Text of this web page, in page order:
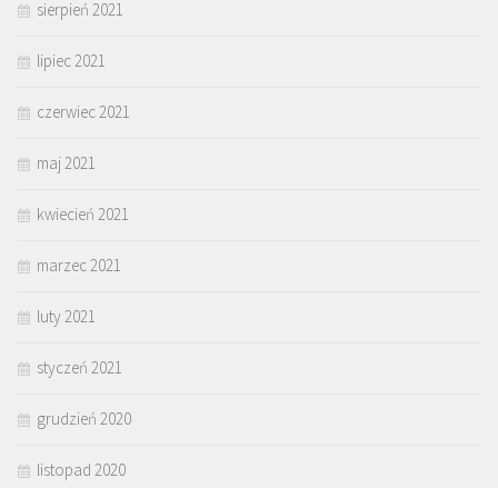
sierpień 2021
lipiec 2021
czerwiec 2021
maj 2021
kwiecień 2021
marzec 2021
luty 2021
styczeń 2021
grudzień 2020
listopad 2020